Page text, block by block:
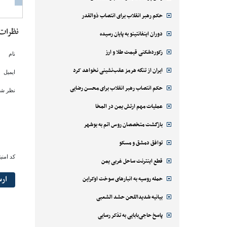
حکم رهبر انقلاب برای انتصاب ذوالقدر
دوران اینفانتینو به پایان رسیده
رکوردشکنی قیمت طلا و ارز
ایران از تنگه هرمز عقب‌نشینی نخواهد کرد
حکم انتصاب رهبر انقلاب برای محسن رضایی
عملیات مهم ارتش یمن در المخا
بازگشت متخصصان روس اتم به بوشهر
توافق دمشق و مسکو
قطع اینترنت ساحل غربی یمن
حمله روسیه به انبارهای سوخت اوکراین
بیانیه شدیداللحن حشد الشعبی
پاسخ حاجی‌بابایی به تذکر رسایی
نام
ایمیل
نظر
کد